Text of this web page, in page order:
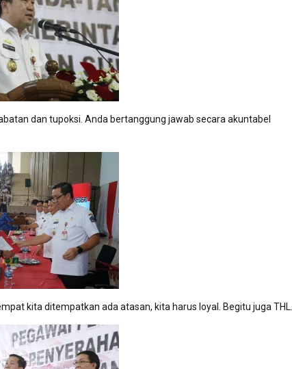
dan tupoksi. Anda bertanggung jawab secara akuntabel
kita ditempatkan ada atasan, kita harus loyal. Begitu juga THL.